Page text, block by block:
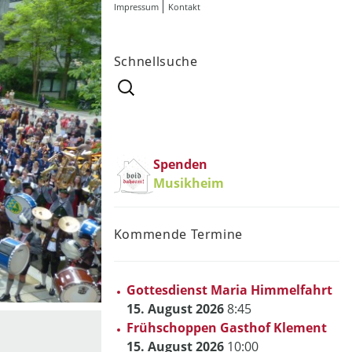
Impressum Kontakt
Schnellsuche
Suchen
nach:
Spenden
Musikheim
Kommende Termine
Gottesdienst Maria Himmelfahrt
15. August 20268:45
Frühschoppen Gasthof Klement
15. August 202610:00